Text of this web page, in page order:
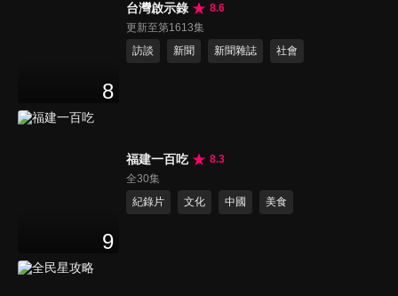
8
台灣啟示錄
8.6
更新至第1613集
訪談
新聞 新聞雜誌 社會
9
福建一百吃
8.3
全30集
紀錄片
文化 中國 美食